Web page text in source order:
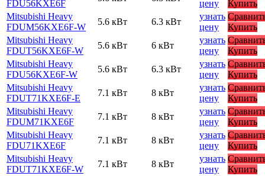
FDU56KXE6F
цену
Купить
Mitsubishi Heavy
FDUM56KXE6F-W
5.6 кВт 6.3 кВт
узнать
цену
Купить
Mitsubishi Heavy
FDUT56KXE6F-W
5.6 кВт 6 кВт
узнать
цену
Купить
Mitsubishi Heavy
FDU56KXE6F-W
5.6 кВт 6.3 кВт
узнать
цену
Купить
Mitsubishi Heavy
FDUT71KXE6F-E
7.1 кВт 8 кВт
узнать
цену
Купить
Mitsubishi Heavy
FDUM71KXE6F
7.1 кВт 8 кВт
узнать
цену
Купить
Mitsubishi Heavy
FDU71KXE6F
7.1 кВт 8 кВт
узнать
цену
Купить
Mitsubishi Heavy
FDUT71KXE6F-W
7.1 кВт 8 кВт
узнать
цену
Купить